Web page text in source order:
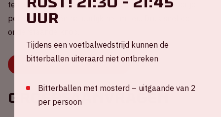
te rijden. Samenrijden is veel gezelliger, beter voor je
portemonnee én natuurlijk het milieu. Druk snel op
onderstaande knop.
Groepsaanvragen
uur
Tijdens een voetbalwedstrijd kunnen de
bitterballen uiteraard niet ontbreken
Bitterballen met mosterd – uitgaande van 2
per persoon